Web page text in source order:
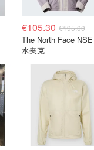
€105.30 €195.00
The North Face
水夹克